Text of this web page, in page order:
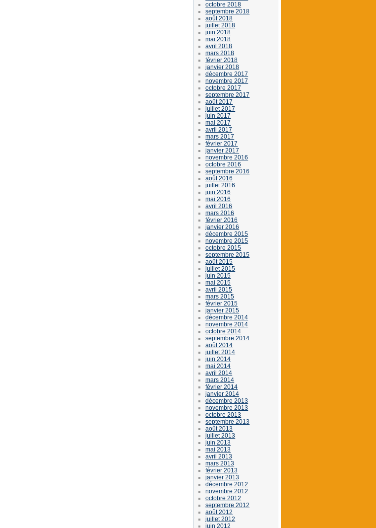
octobre 2018
septembre 2018
août 2018
juillet 2018
juin 2018
mai 2018
avril 2018
mars 2018
février 2018
janvier 2018
décembre 2017
novembre 2017
octobre 2017
septembre 2017
août 2017
juillet 2017
juin 2017
mai 2017
avril 2017
mars 2017
février 2017
janvier 2017
novembre 2016
octobre 2016
septembre 2016
août 2016
juillet 2016
juin 2016
mai 2016
avril 2016
mars 2016
février 2016
janvier 2016
décembre 2015
novembre 2015
octobre 2015
septembre 2015
août 2015
juillet 2015
juin 2015
mai 2015
avril 2015
mars 2015
février 2015
janvier 2015
décembre 2014
novembre 2014
octobre 2014
septembre 2014
août 2014
juillet 2014
juin 2014
mai 2014
avril 2014
mars 2014
février 2014
janvier 2014
décembre 2013
novembre 2013
octobre 2013
septembre 2013
août 2013
juillet 2013
juin 2013
mai 2013
avril 2013
mars 2013
février 2013
janvier 2013
décembre 2012
novembre 2012
octobre 2012
septembre 2012
août 2012
juillet 2012
juin 2012